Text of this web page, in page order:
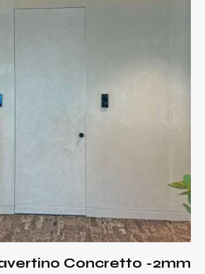
Concretto -2mm